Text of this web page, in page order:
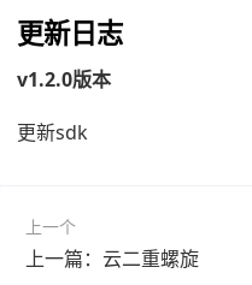
更新日志
v1.2.0版本
更新sdk
上一个
上一篇：云二重螺旋